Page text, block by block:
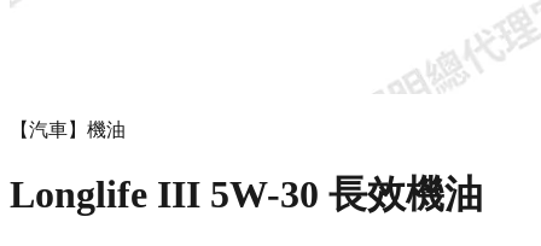
【汽車】機油
Longlife III 5W-30 長效機油